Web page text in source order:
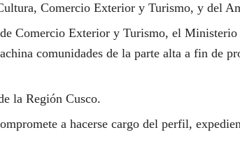
Comercio Exterior y Turismo, y del
Comercio Exterior y Turismo, el
comunidades de la parte alta a fin de
la Región Cusco.
a hacerse cargo del perfil,